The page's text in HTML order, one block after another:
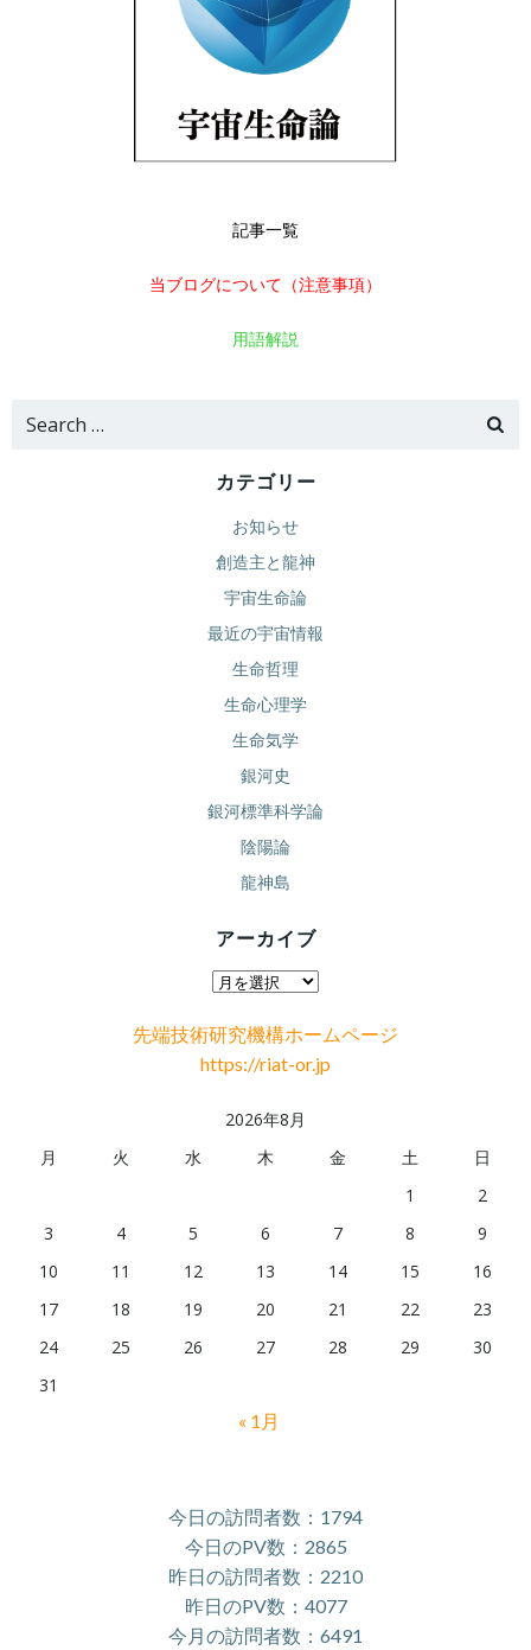
記事一覧
当ブログについて（注意事項）
用語解説
Search
カテゴリー
お知らせ
創造主と龍神
宇宙生命論
最近の宇宙情報
生命哲理
生命心理学
生命気学
銀河史
銀河標準科学論
陰陽論
龍神島
アーカイブ
ア
カ
イ
先端技術研究機構ホームページ
https://riat-or.jp
2026年8月
月
火 水 木 金 土
日
1
2
3
4 5 6 7 8
9
10
11 12 13 14 15
16
17
18 19 20 21 22
23
24
25 26 27 28 29
30
31
« 1月
今日の訪問者数：1794
今日のPV数：2865
昨日の訪問者数：2210
昨日のPV数：4077
今月の訪問者数：6491